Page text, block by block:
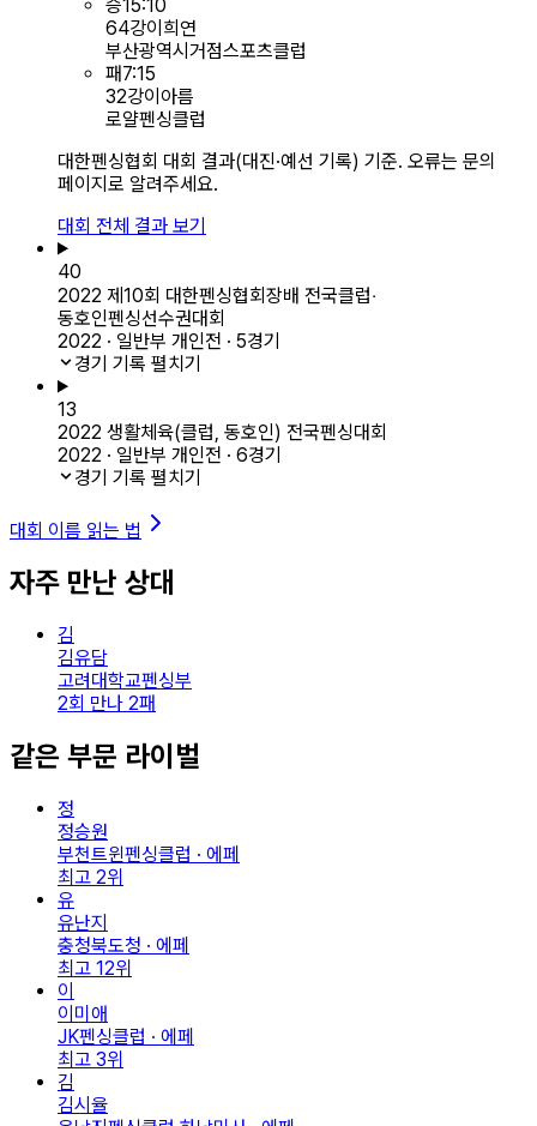
승15:10
64강이희연
부산광역시거점스포츠클럽
패7:15
32강이아름
로얄펜싱클럽
대한펜싱협회 대회 결과(대진·예선 기록) 기준. 오류는 문의
페이지로 알려주세요.
대회 전체 결과 보기
40
2022 제10회 대한펜싱협회장배 전국클럽‧
동호인펜싱선수권대회
2022 · 일반부 개인전 · 5경기
경기 기록 펼치기
13
2022 생활체육(클럽, 동호인) 전국펜싱대회
2022 · 일반부 개인전 · 6경기
경기 기록 펼치기
대회 이름 읽는 법
자주 만난 상대
김
김유담
고려대학교펜싱부
2회 만나 2패
같은 부문 라이벌
정
정승원
부천트윈펜싱클럽 · 에페
최고 2위
유
유난지
충청북도청 · 에페
최고 12위
이
이미애
JK펜싱클럽 · 에페
최고 3위
김
김시율